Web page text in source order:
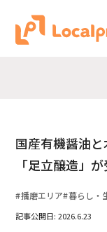
国産有機醤油
「足立醸造」
播磨エリア 暮らし・
2026.6.23